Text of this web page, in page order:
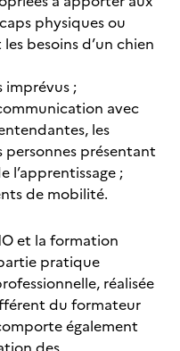
physiques ou
besoins d’un chien
imprévus ;
avec
les
personnes présentant
l’apprentissage ;
de mobilité.
et la formation
pratique
réalisée
du formateur
également